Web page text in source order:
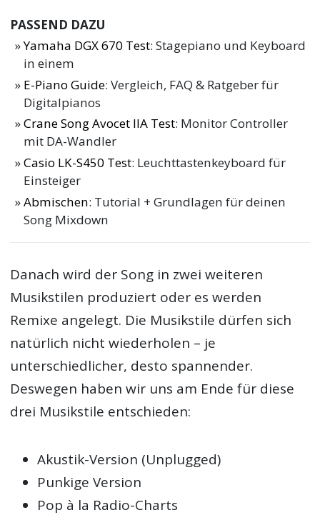
PASSEND DAZU
Yamaha DGX 670 Test: Stagepiano und Keyboard
in einem
E-Piano Guide: Vergleich, FAQ & Ratgeber für
Digitalpianos
Crane Song Avocet IIA Test: Monitor Controller
mit DA-Wandler
Casio LK-S450 Test: Leuchttastenkeyboard für
Einsteiger
Abmischen: Tutorial + Grundlagen für deinen
Song Mixdown
Danach wird der Song in zwei weiteren
Musikstilen produziert oder es werden
Remixe angelegt. Die Musikstile dürfen sich
natürlich nicht wiederholen – je
unterschiedlicher, desto spannender.
Deswegen haben wir uns am Ende für diese
drei Musikstile entschieden:
Akustik-Version (Unplugged)
Punkige Version
Pop à la Radio-Charts